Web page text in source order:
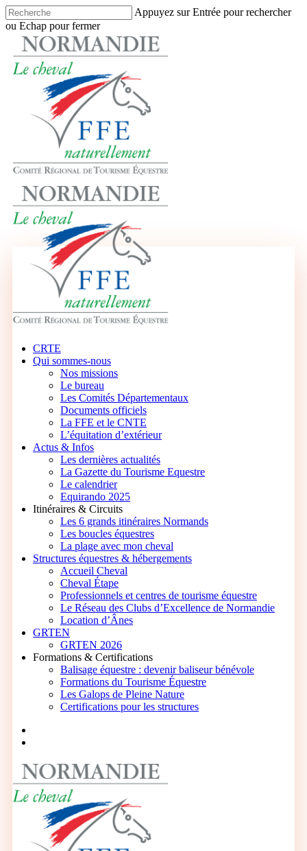
Skip
to
main
content
Appuyez sur Entrée pour rechercher
ou Echap pour fermer
Close
Search
search
Menu
CRTE
Qui sommes-nous
Nos missions
Le bureau
Les Comités Départementaux
Documents officiels
La FFE et le CNTE
L’équitation d’extérieur
Actus & Infos
Les dernières actualités
La Gazette du Tourisme Equestre
Le calendrier
Equirando 2025
Itinéraires & Circuits
Les 6 grands itinéraires Normands
Les boucles équestres
La plage avec mon cheval
Structures équestres & hébergements
Accueil Cheval
Cheval Étape
Professionnels et centres de tourisme équestre
Le Réseau des Clubs d’Excellence de Normandie
Location d’Ânes
GRTEN
GRTEN 2026
Formations & Certifications
Balisage équestre : devenir baliseur bénévole
Formations du Tourisme Équestre
Les Galops de Pleine Nature
Certifications pour les structures